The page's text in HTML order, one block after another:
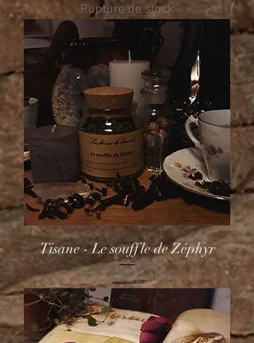
Rupture de stock
Tisane - Le souffle de Zéphyr
Rupture de stock